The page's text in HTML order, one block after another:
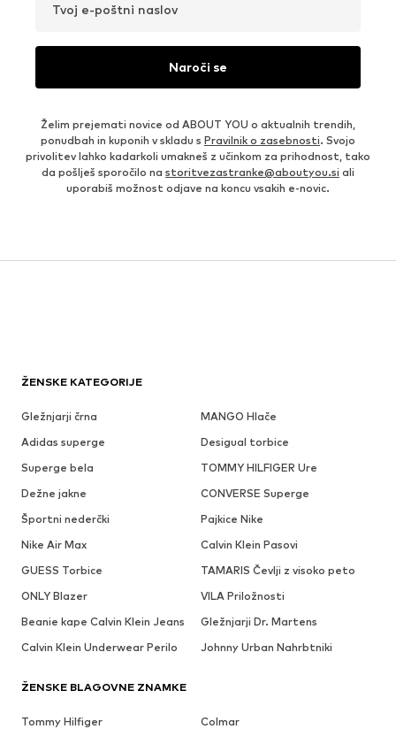
Tvoj e-poštni naslov
Naroči se
Želim prejemati novice od ABOUT YOU o aktualnih trendih,
ponudbah in kuponih v skladu s Pravilnik o zasebnosti. Svojo
privolitev lahko kadarkoli umakneš z učinkom za prihodnost, tako
da pošlješ sporočilo na storitvezastranke@aboutyou.si ali
uporabiš možnost odjave na koncu vsakih e-novic.
ŽENSKE KATEGORIJE
Gležnjarji črna
MANGO Hlače
Adidas superge
Desigual torbice
Superge bela
TOMMY HILFIGER Ure
Dežne jakne
CONVERSE Superge
Športni nederčki
Pajkice Nike
Nike Air Max
Calvin Klein Pasovi
GUESS Torbice
TAMARIS Čevlji z visoko peto
ONLY Blazer
VILA Priložnosti
Beanie kape Calvin Klein Jeans
Gležnjarji Dr. Martens
Calvin Klein Underwear Perilo
Johnny Urban Nahrbtniki
ŽENSKE BLAGOVNE ZNAMKE
Tommy Hilfiger
Colmar